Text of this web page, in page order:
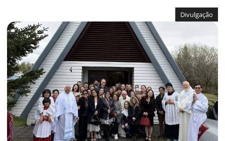
Divulgação